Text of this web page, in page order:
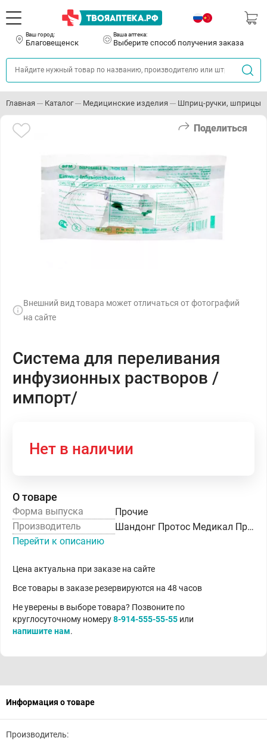
Ваш город:
Благовещенск
Ваша аптека:
Выберите способ получения заказа
Главная Каталог Медицинские изделия Шприц-ручки, шприцы
Поделиться
Внешний вид товара может отличаться от фотографий
на сайте
Система для переливания
инфузионных растворов /
импорт/
Нет в наличии
О товаре
Форма выпуска
Прочие
Производитель
Шандонг Протос Медикал Продактс Ко.,Лтд
Перейти к описанию
Цена актуальна при заказе на сайте
Все товары в заказе резервируются на 48 часов
Не уверены в выборе товара? Позвоните по
круглосуточному номеру8-914-555-55-55 или
напишите нам.
Информация о товаре
Производитель: